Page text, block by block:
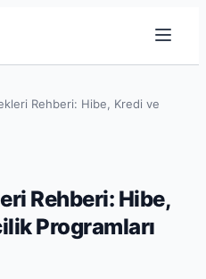
Rehberi: Hibe, Kredi ve
Rehberi: Hibe,
Programları